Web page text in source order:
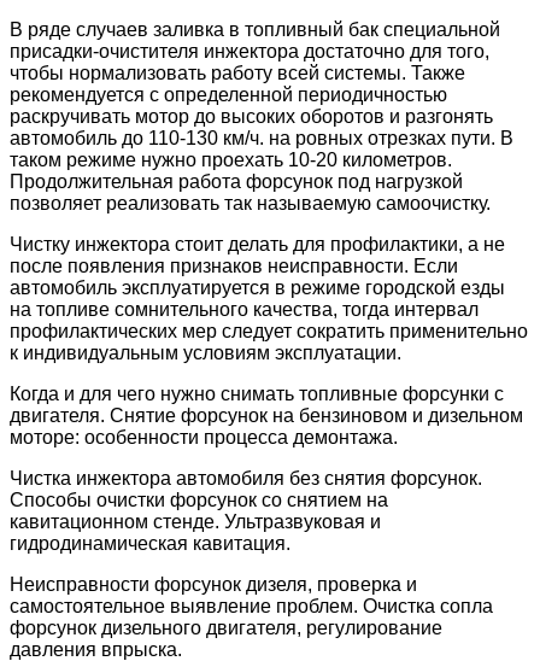
В ряде случаев заливка в топливный бак специальной
присадки-очистителя инжектора достаточно для того,
чтобы нормализовать работу всей системы. Также
рекомендуется с определенной периодичностью
раскручивать мотор до высоких оборотов и разгонять
автомобиль до 110-130 км/ч. на ровных отрезках пути. В
таком режиме нужно проехать 10-20 километров.
Продолжительная работа форсунок под нагрузкой
позволяет реализовать так называемую самоочистку.
Чистку инжектора стоит делать для профилактики, а не
после появления признаков неисправности. Если
автомобиль эксплуатируется в режиме городской езды
на топливе сомнительного качества, тогда интервал
профилактических мер следует сократить применительно
к индивидуальным условиям эксплуатации.
Когда и для чего нужно снимать топливные форсунки с
двигателя. Снятие форсунок на бензиновом и дизельном
моторе: особенности процесса демонтажа.
Чистка инжектора автомобиля без снятия форсунок.
Способы очистки форсунок со снятием на
кавитационном стенде. Ультразвуковая и
гидродинамическая кавитация.
Неисправности форсунок дизеля, проверка и
самостоятельное выявление проблем. Очистка сопла
форсунок дизельного двигателя, регулирование
давления впрыска.